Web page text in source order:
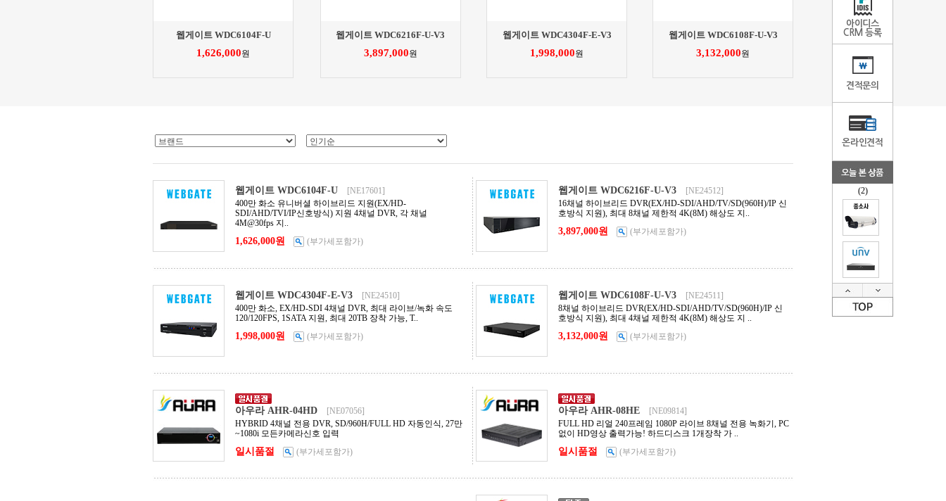
웹게이트 WDC6104F-U
1,626,000원
웹게이트 WDC6216F-U-V3
3,897,000원
웹게이트 WDC4304F-E-V3
1,998,000원
웹게이트 WDC6108F-U-V3
3,132,000원
웹게이트 WDC6104F-U
[NE17601]
400만 화소 유니버셜 하이브리드 지원(EX/HD-
SDI/AHD/TVI/IP신호방식) 지원 4채널 DVR, 각 채널
4M@30fps 지..
1,626,000원 (부가세포함가)
웹게이트 WDC6216F-U-V3
[NE24512]
16채널 하이브리드 DVR(EX/HD-SDI/AHD/TV/SD(960H)/IP 신
호방식 지원), 최대 8채널 제한적 4K(8M) 해상도 지..
3,897,000원 (부가세포함가)
웹게이트 WDC4304F-E-V3
[NE24510]
400만 화소, EX/HD-SDI 4채널 DVR, 최대 라이브/녹화 속도
120/120FPS, 1SATA 지원, 최대 20TB 장착 가능, T..
1,998,000원 (부가세포함가)
웹게이트 WDC6108F-U-V3
[NE24511]
8채널 하이브리드 DVR(EX/HD-SDI/AHD/TV/SD(960H)/IP 신
호방식 지원), 최대 4채널 제한적 4K(8M) 해상도 지 ..
3,132,000원 (부가세포함가)
아우라 AHR-04HD
[NE07056]
HYBRID 4채널 전용 DVR, SD/960H/FULL HD 자동인식, 27만
~1080i 모든카메라신호 입력
일시품절 (부가세포함가)
아우라 AHR-08HE
[NE09814]
FULL HD 리얼 240프레임 1080P 라이브 8채널 전용 녹화기, PC
없이 HD영상 출력가능! 하드디스크 1개장착 가 ..
일시품절 (부가세포함가)
아이디스
CRM 등록
견적문의
온라인견적
(2)